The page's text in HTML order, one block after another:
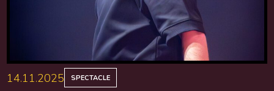
14.11.2025 SPECTACLE